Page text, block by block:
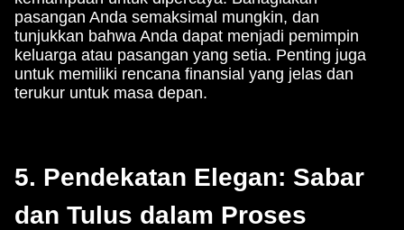
pasangan Anda semaksimal mungkin, dan
tunjukkan bahwa Anda dapat menjadi pemimpin
keluarga atau pasangan yang setia. Penting juga
untuk memiliki rencana finansial yang jelas dan
terukur untuk masa depan.
5. Pendekatan Elegan: Sabar
dan Tulus dalam Proses